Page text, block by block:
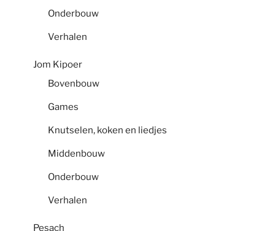
Onderbouw
Verhalen
Jom Kipoer
Bovenbouw
Games
Knutselen, koken en liedjes
Middenbouw
Onderbouw
Verhalen
Pesach